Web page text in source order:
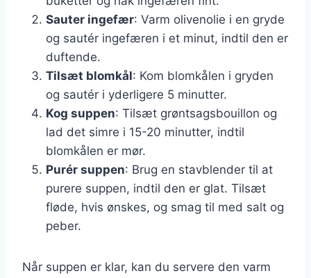
Sauter ingefær: Varm olivenolie i en gryde
og sautér ingefæren i et minut, indtil den er
duftende.
Tilsæt blomkål: Kom blomkålen i gryden
og sautér i yderligere 5 minutter.
Kog suppen: Tilsæt grøntsagsbouillon og
lad det simre i 15-20 minutter, indtil
blomkålen er mør.
Purér suppen: Brug en stavblender til at
purere suppen, indtil den er glat. Tilsæt
fløde, hvis ønskes, og smag til med salt og
peber.
Når suppen er klar, kan du servere den varm